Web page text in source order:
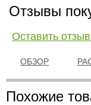
Отзывы
Оставить
ОБЗОР
Похожие